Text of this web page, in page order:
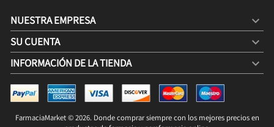
ARKOCAPSULAS ALCACHOFA 130 CÁPSULAS BIO
20,00 € 15,40 € COMPRAR
NUESTRA EMPRESA 
SU CUENTA 
INFORMACIÓN DE LA TIENDA keyboard_arrow_down
FarmaciaMarket © 2026. Donde comprar siempre con los mejores precios en